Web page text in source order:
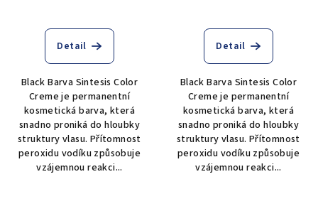
Detail
Black Barva Sintesis Color
Creme je permanentní
kosmetická barva, která
snadno proniká do hloubky
struktury vlasu. Přítomnost
peroxidu vodíku způsobuje
vzájemnou reakci...
Detail
Black Barva Sintesis Color
Creme je permanentní
kosmetická barva, která
snadno proniká do hloubky
struktury vlasu. Přítomnost
peroxidu vodíku způsobuje
vzájemnou reakci...